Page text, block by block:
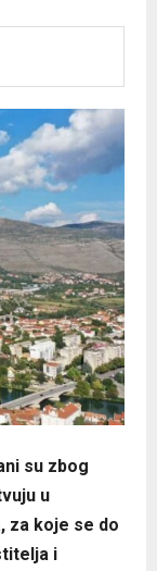
su zbog
u
za koje se do
i